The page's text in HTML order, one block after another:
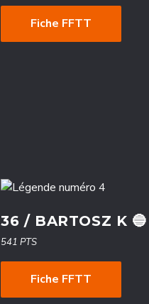
Fiche FFTT
36 / BARTOSZ K 🔵
541 PTS
Fiche FFTT